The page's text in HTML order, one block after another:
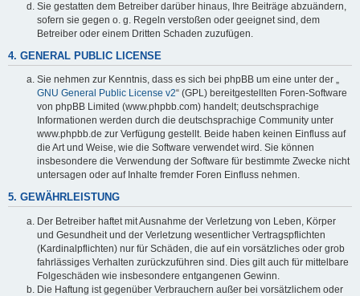
Sie gestatten dem Betreiber darüber hinaus, Ihre Beiträge abzuändern,
sofern sie gegen o. g. Regeln verstoßen oder geeignet sind, dem
Betreiber oder einem Dritten Schaden zuzufügen.
4. GENERAL PUBLIC LICENSE
Sie nehmen zur Kenntnis, dass es sich bei phpBB um eine unter der „
GNU General Public License v2“ (GPL) bereitgestellten Foren-Software
von phpBB Limited (www.phpbb.com) handelt; deutschsprachige
Informationen werden durch die deutschsprachige Community unter
www.phpbb.de zur Verfügung gestellt. Beide haben keinen Einfluss auf
die Art und Weise, wie die Software verwendet wird. Sie können
insbesondere die Verwendung der Software für bestimmte Zwecke nicht
untersagen oder auf Inhalte fremder Foren Einfluss nehmen.
5. GEWÄHRLEISTUNG
Der Betreiber haftet mit Ausnahme der Verletzung von Leben, Körper
und Gesundheit und der Verletzung wesentlicher Vertragspflichten
(Kardinalpflichten) nur für Schäden, die auf ein vorsätzliches oder grob
fahrlässiges Verhalten zurückzuführen sind. Dies gilt auch für mittelbare
Folgeschäden wie insbesondere entgangenen Gewinn.
Die Haftung ist gegenüber Verbrauchern außer bei vorsätzlichem oder